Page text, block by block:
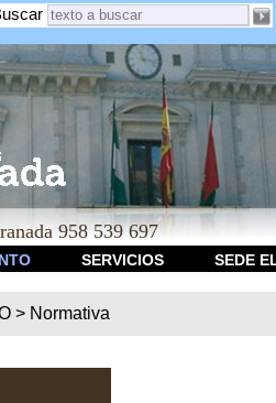
958 539 697
SERVICIOS SEDE
> Normativa